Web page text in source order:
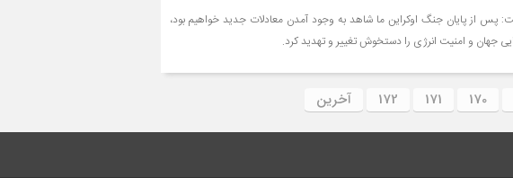
پس از پایان جنگ اوکراین ما شاهد به وجود آمدن معادلات جدید خواهیم بود،
جهان و امنیت انرژی را دستخوش تغییر و تهدید کرد.
170
171
172 آخرین